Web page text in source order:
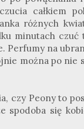
całkiem
różnych
minutach
Perfumy na
można po nie
czy Peony to
spodoba się